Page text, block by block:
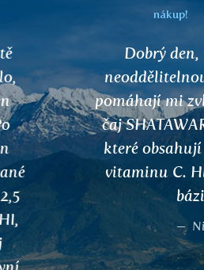
nákup!
Dobrý den, vaše
neoddělitelnou
pomáhají mi zvládnout
čaj SHATAWARI, také
které obsahují
vitaminu C. Hlavně
bázi, bez
Nikola,